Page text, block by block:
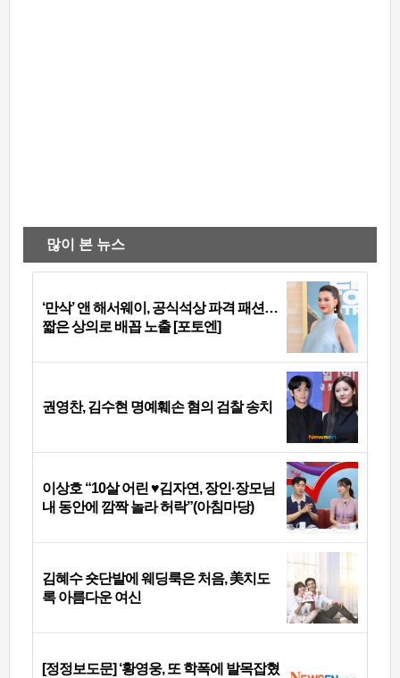
많이 본 뉴스
‘만삭’ 앤 해서웨이, 공식석상 파격 패션…
짧은 상의로 배꼽 노출 [포토엔]
권영찬, 김수현 명예훼손 혐의 검찰 송치
이상호 “10살 어린 ♥김자연, 장인·장모님
내 동안에 깜짝 놀라 허락”(아침마당)
김혜수 숏단발에 웨딩룩은 처음, 美치도
록 아름다운 여신
[정정보도문] ‘황영웅, 또 학폭에 발목잡혔